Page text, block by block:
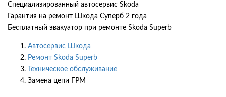
Специализированный автосервис Skoda
Гарантия на ремонт Шкода Суперб 2 года
Бесплатный эвакуатор при ремонте Skoda Superb
Автосервис Шкода
Ремонт Skoda Superb
Техническое обслуживание
Замена цепи ГРМ